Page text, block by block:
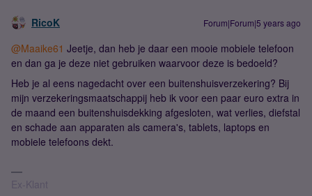
RicoK Forum|Forum|5 years ago
@Maaike61 Jeetje, dan heb je daar een mooie mobiele telefoon
en dan ga je deze niet gebruiken waarvoor deze is bedoeld?
Heb je al eens nagedacht over een buitenshuisverzekering? Bij
mijn verzekeringsmaatschappij heb ik voor een paar euro extra in
de maand een buitenshuisdekking afgesloten, wat verlies, diefstal
en schade aan apparaten als camera's, tablets, laptops en
mobiele telefoons dekt.
Ex-Klant